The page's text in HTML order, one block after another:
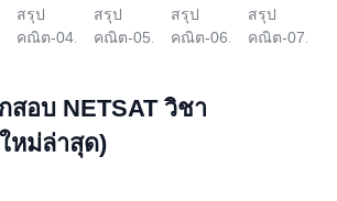
สอบ NETSAT วิชา
หม่ล่าสุด)